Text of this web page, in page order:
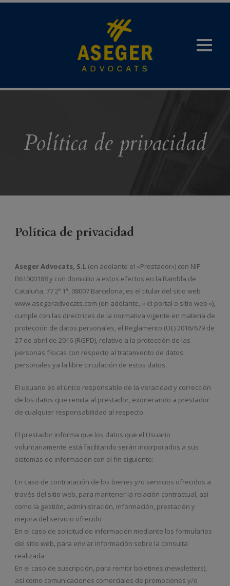
Política de privacidad
Política de privacidad
Aseger Advocats, S.L (en adelante el «Prestador») con NIF
B61000188 y con domicilio a estos efectos en la Rambla de
Cataluña, 77 2º 1ª, 08007 Barcelona, ​​es el titular del sitio web
www.asegeradvocats.com (en adelante, « el portal o sitio web »),
cumple con las directrices de la normativa vigente en materia de
protección de datos personales, el Reglamento (UE) 2016/679 de
27 de abril de 2016 (RGPD), relativo a la protección de las
personas físicas con respecto al tratamiento de datos
personales ya la libre circulación de estos datos.
El usuario es el único responsable de la veracidad y corrección
de los datos que remita al prestador, exonerando a prestador
de cualquier responsabilidad al respecto.
El prestador informa que los datos que el Usuario
voluntariamente está facilitando serán incorporados a sus
sistemas de información con el fin siguiente:
En caso de contratación de los bienes y/o servicios ofrecidos a
través del sitio web, para mantener la relación contractual, así
como la gestión, administración, información, prestación y
mejora del servicio ofrecido
En el caso de solicitud de información mediante los formularios
del sitio web, para enviar información sobre la consulta
realizada
En el caso de suscripción, para remitir boletines (newsletters),
así como comunicaciones comerciales de promociones y/o